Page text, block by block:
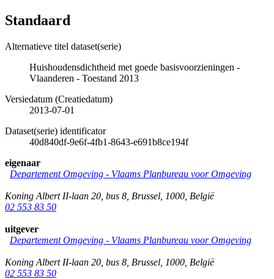
Standaard
Alternatieve titel dataset(serie)
Huishoudensdichtheid met goede basisvoorzieningen -
Vlaanderen - Toestand 2013
Versiedatum (Creatiedatum)
2013-07-01
Dataset(serie) identificator
40d840df-9e6f-4fb1-8643-e691b8ce194f
eigenaar
Departement Omgeving - Vlaams Planbureau voor Omgeving
Koning Albert II-laan 20, bus 8 Brussel 1000 België
02 553 83 50
uitgever
Departement Omgeving - Vlaams Planbureau voor Omgeving
Koning Albert II-laan 20, bus 8 Brussel 1000 België
02 553 83 50